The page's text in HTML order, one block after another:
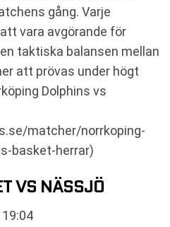
gång. Varje
vara avgörande för
taktiska balansen mellan
att prövas under högt
Dolphins vs
matcher/norrkoping-
basket-herrar)
VS NÄSSJÖ